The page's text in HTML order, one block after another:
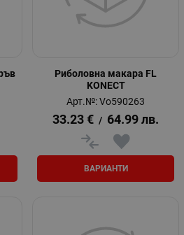
Риболовна макара FL
KONECT
Арт.№: Vo590263
33.23 € / 64.99 лв.
ВАРИАНТИ